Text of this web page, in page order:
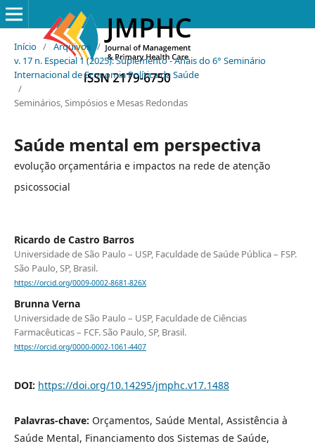
Início / Arquivos /
v. 17 n. Especial 1 (2025): Suplemento - Anais do 6° Seminário
Internacional de Economia Política da Saúde
/
Seminários, Simpósios e Mesas Redondas
Saúde mental em perspectiva
evolução orçamentária e impactos na rede de atenção
psicossocial
Ricardo de Castro Barros
Universidade de São Paulo – USP, Faculdade de Saúde Pública – FSP.
São Paulo, SP, Brasil.
https://orcid.org/0009-0002-8681-826X
Brunna Verna
Universidade de São Paulo – USP, Faculdade de Ciências
Farmacêuticas – FCF. São Paulo, SP, Brasil.
https://orcid.org/0000-0002-1061-4407
DOI: https://doi.org/10.14295/jmphc.v17.1488
Palavras-chave: Orçamentos, Saúde Mental, Assistência à
Saúde Mental, Financiamento dos Sistemas de Saúde,